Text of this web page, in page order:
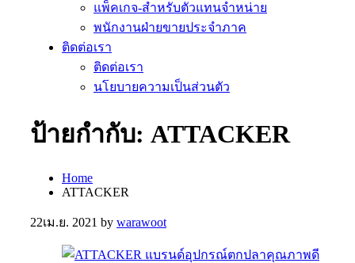
แพ็คเกจ-สำหรับตัวแทนจำหน่าย
พนักงานฝ่ายขายประจำภาค
ติดต่อเรา
ติดต่อเรา
นโยบายความเป็นส่วนตัว
ป้ายกำกับ: ATTACKER
Home
ATTACKER
22เม.ย. 2021 by warawoot